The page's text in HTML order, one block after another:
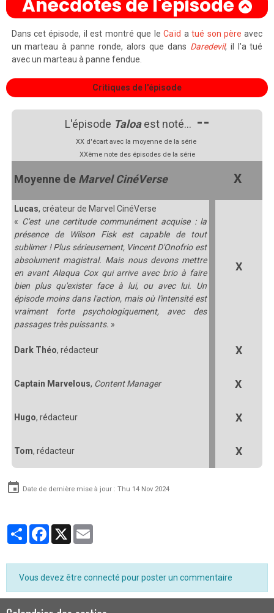
Dans cet épisode, il est montré que leCaïd atué son père avec
un marteau à panne ronde, alors que dans Daredevil, il l'a tué
avec un marteau à panne fendue.
Critiques de l'épisode
L'épisode Taloaest noté… --
XX d'écart avec la moyenne de la série
XXèmenote des épisodes de la série
Moyenne de Marvel CinéVerse X
Lucas, créateur de Marvel CinéVerse
« C'est une certitude communément acquise : la
présence de Wilson Fisk est capable de tout
sublimer ! Plus sérieusement, Vincent D'Onofrio est
absolument magistral. Mais nous devons mettre
en avant Alaqua Cox qui arrive avec brio à faire
bien plus qu'exister face à lui, ou avec lui. Un
épisode moins dans l'action, mais où l'intensité est
vraiment forte psychologiquement, avec des
passages très puissants. »
X
Dark Théo, rédacteur X
Captain Marvelous, Content Manager X
Hugo, rédacteur X
Tom, rédacteur X
Date de dernière mise à jour : Thu 14 Nov 2024
PartagerFacebook
X
Vous devez être connecté pour poster un commentaire